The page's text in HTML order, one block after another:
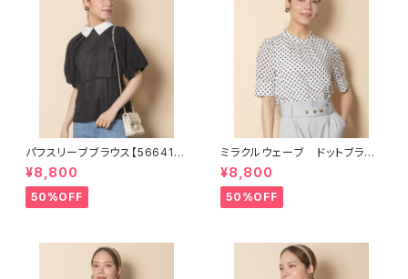
パフスリーブブラウス【566411
2】
¥8,800
50%OFF
ミラクルウェーブ ドットブラウ
ス【5664108】
¥8,800
50%OFF